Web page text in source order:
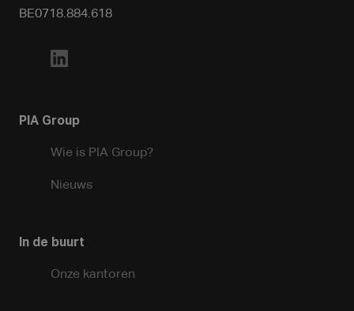
BE0718.884.618
PIA Group
Wie is PIA Group?
Nieuws
In de buurt
Onze kantoren